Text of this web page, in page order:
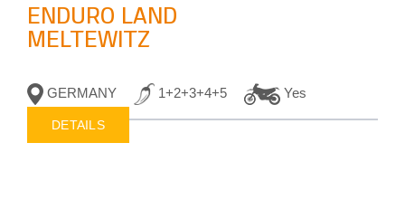
ENDURO LAND
MELTEWITZ
GERMANY 1+2+3+4+5 Yes
DETAILS